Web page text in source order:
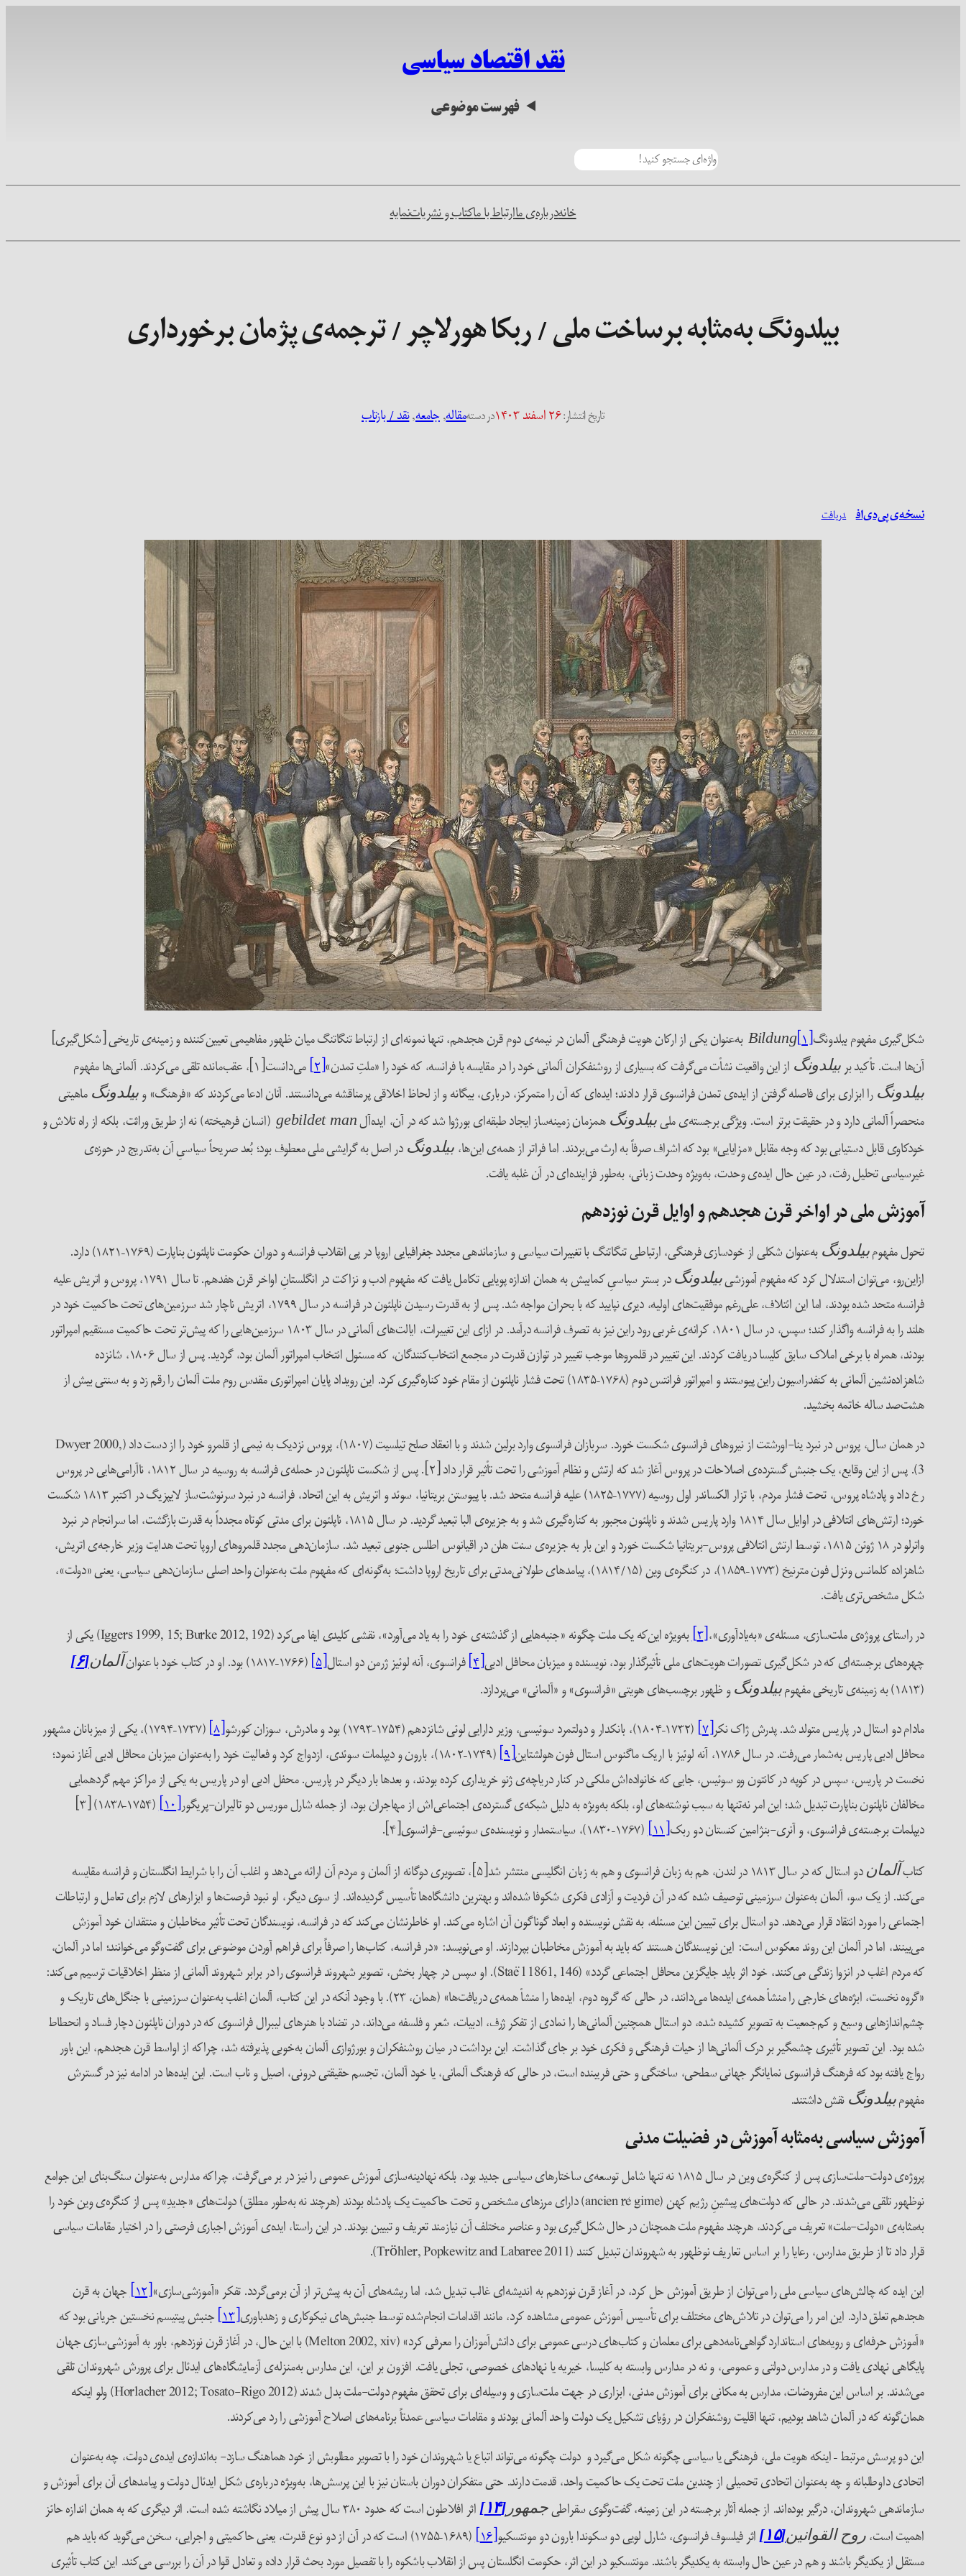
نقد اقتصاد سیاسی
فهرست موضوعی
خانهدرباره‌ی ماارتباط با ماکتاب و نشریاتنمایه
بیلدونگ به‌مثابه برساخت ملی / ربکا هورلاچر / ترجمه‌ی پژمان برخورداری
تاریخ انتشار:۲۶ اسفند ۱۴۰۳ در دستهمقاله, جامعه, نقد / بازتاب
نسخه‌ی پی‌دی‌اف دریافت
شکل‌گیری مفهوم بیلدونگ[۱] Bildung به‌عنوان یکی از ارکان هویت فرهنگی آلمان در نیمه‌ی دوم قرن هجدهم، تنها نمونه‌ای از ارتباط تنگاتنگ میان ظهور مفاهیمی تعیین‌کننده و زمینه‌ی تاریخی [شکل‌گیری]
آن‌ها است. تأکید بر بیلدونگ از این واقعیت نشأت می‌گرفت که بسیاری از روشنفکران آلمانی خود را در مقایسه با فرانسه، که خود را «ملتِ تمدن»[۲] می‌دانست[۱]، عقب‌مانده تلقی می‌کردند. آلمانی‌ها مفهوم
بیلدونگ را ابزاری برای فاصله گرفتن از ایده‌ی تمدن فرانسوی قرار دادند؛ ایده‌ای که آن را متمرکز، درباری، بیگانه و از لحاظ اخلاقی پرمناقشه می‌دانستند. آنان ادعا می‌کردند که «فرهنگ» و بیلدونگ ماهیتی
منحصراً آلمانی دارد و در حقیقت برتر است. ویژگی برجسته‌ی ملیبیلدونگ همزمان زمینه‌ساز ایجاد طبقه‌‌ای بورژوا شد که در آن، ایده‌آلgebildet man (انسان فرهیخته) نه از طریق وراثت، بلکه از راه تلاش و
خودکاوی قابل دستیابی بود که وجه مقابل «مزایایی» بود که اشراف صرفاً به ارث می‌بردند. اما فراتر از همه‌ی این‌ها،بیلدونگ در اصل به گرایشی ملی معطوف بود؛ بُعد صریحاً سیاسیِ آن به‌تدریج در حوزه‌ی
غیرسیاسی تحلیل رفت، در عین حال ایده‌ی وحدت، به‌ویژه وحدت زبانی، به‌طور فزاینده‌ای در آن غلبه یافت.
آموزش ملی در اواخر قرن هجدهم و اوایل قرن نوزدهم
تحول مفهومبیلدونگ
به‌عنوان شکلی از خودسازی فرهنگی، ارتباطی تنگاتنگ با تغییرات سیاسی و سازماندهی مجدد جغرافیایی اروپا در پی انقلاب فرانسه و دوران حکومت ناپلئون بناپارت (۱۷۶۹–۱۸۲۱) دارد.
از‌این‌رو، می‌توان استدلال کرد که مفهوم آموزشیبیلدونگ
در بستر سیاسیِ کمابیش به همان اندازه پویایی تکامل یافت که مفهوم ادب و نزاکت در انگلستانِ اواخر قرن هفدهم. تا سال ۱۷۹۱، پروس و اتریش علیه
فرانسه متحد شده بودند، اما این ائتلاف، علی‌رغم موفقیت‌های اولیه، دیری نپایید که با بحران مواجه شد. پس از به قدرت رسیدن ناپلئون در فرانسه در سال ۱۷۹۹، اتریش ناچار شد سرزمین‌های تحت حاکمیت خود در
هلند را به فرانسه واگذار کند؛ سپس، در سال ۱۸۰۱، کرانه‌ی غربی رود راین نیز به تصرف فرانسه درآمد. در ازای این تغییرات، ایالت‌های آلمانی در سال ۱۸۰۳ سرزمین‌هایی را که پیش‌تر تحت حاکمیت مستقیم امپراتور
بودند، همراه با برخی املاک سابق کلیسا دریافت کردند. این تغییر در قلمروها موجب تغییر در توازن قدرت در مجمع انتخاب‌کنندگان، که مسئول انتخاب امپراتور آلمان بود، گردید. پس از سال ۱۸۰۶، شانزده
شاهزاده‌نشین آلمانی به کنفدراسیون راین پیوستند و امپراتور فرانتس دوم (۱۷۶۸–۱۸۳۵) تحت فشار ناپلئون از مقام خود کناره‌گیری کرد. این رویداد پایان امپراتوری مقدس روم ملت آلمان را رقم زد و به سنتی بیش از
هشت‌صد ساله خاتمه بخشید.
در همان سال، پروس در نبرد ینا-اورشتت از نیروهای فرانسوی شکست خورد. سربازان فرانسوی وارد برلین شدند و با انعقاد صلح تیلسیت (۱۸۰۷)، پروس نزدیک به نیمی از قلمرو خود را از دست داد (Dwyer 2000,
3). پس از این وقایع، یک جنبش گسترده‌ی اصلاحات در پروس آغاز شد که ارتش و نظام آموزشی را تحت تأثیر قرار داد [۲]. پس از شکست ناپلئون در حمله‌ی فرانسه به روسیه در سال ۱۸۱۲، ناآرامی‌هایی در پروس
رخ داد و پادشاه پروس، تحت فشار مردم، با تزار الکساندر اول روسیه (۱۷۷۷–۱۸۲۵) علیه فرانسه متحد شد. با پیوستن بریتانیا، سوئد و اتریش به این اتحاد، فرانسه در نبرد سرنوشت‌ساز لایپزیگ در اکتبر ۱۸۱۳ شکست
خورد؛ ارتش‌های ائتلافی در اوایل سال ۱۸۱۴ وارد پاریس شدند و ناپلئون مجبور به کناره‌گیری شد و به جزیره‌ی البا تبعید گردید. در سال ۱۸۱۵، ناپلئون برای مدتی کوتاه مجدداً به قدرت بازگشت، اما سرانجام در نبرد
واترلو در ۱۸ ژوئن ۱۸۱۵، توسط ارتش ائتلافی پروس-بریتانیا شکست خورد و این بار به جزیره‌ی سنت هلن در اقیانوس اطلس جنوبی تبعید شد. سازمان‌دهی مجدد قلمروهای اروپا تحت هدایت وزیر خارجه‌ی اتریش،
شاهزاده کلمانس ونزل فون مترنیخ (۱۷۷۳–۱۸۵۹)، در کنگره‌ی وین (۱۸۱۴/۱۵)، پیامدهای طولانی‌مدتی برای تاریخ اروپا داشت؛ به‌گونه‌ای که مفهوم ملت به‌عنوان واحد اصلی سازمان‌دهی سیاسی، یعنی «دولت»،
شکل مشخص‌تری یافت.
در راستای پروژه‌ی ملت‌سازی، مسئله‌ی «به‌یادآوری»،[۳]
به‌ویژه این‌که یک ملت چگونه «جنبه‌هایی از گذشته‌ی خود را به یاد می‌آورد»، نقشی کلیدی ایفا می‌کرد (Iggers 1999, 15; Burke 2012, 192) یکی از
چهره‌های برجسته‌ای که در شکل‌گیری تصورات هویت‌های ملی تأثیرگذار بود، نویسنده و میزبان محافل ادبی[۴] فرانسوی، آنه لوئیز ژرمن دو استال[۵] (۱۷۶۶–۱۸۱۷) بود. او در کتاب خود با عنوان آلمان[۶]
(۱۸۱۳) به زمینه‌ی تاریخی مفهوم بیلدونگ و ظهور برچسب‌های هویتی «فرانسوی» و «آلمانی» می‌پردازد.
مادام دو استال در پاریس متولد شد. پدرش ژاک نکر[۷] (۱۷۳۲–۱۸۰۴)، بانکدار و دولتمرد سوئیسی، وزیر دارایی لوئی شانزدهم (۱۷۵۴–۱۷۹۳) بود و مادرش، سوزان کورشو [۸]
(۱۷۳۷–۱۷۹۴)، یکی از میزبانان مشهور
محافل ادبی پاریس به‌شمار می‌رفت. در سال ۱۷۸۶، آنه لوئیز با اریک ماگنوس استال فون هولشتاین
[۹]
(۱۷۴۹–۱۸۰۲)، بارون و دیپلمات سوئدی، ازدواج کرد و فعالیت خود را به‌عنوان میزبان محافل ادبی آغاز نمود؛
نخست در پاریس، سپس در کوپه در کانتون وو سوئیس، جایی که خانواده‌اش ملکی در کنار دریاچه‌ی ژنو خریداری کرده بودند، و بعدها بار دیگر در پاریس. محفل ادبی او در پاریس به یکی از مراکز مهم گردهمایی
مخالفان ناپلئون بناپارت تبدیل شد؛ این امر نه‌تنها به سبب نوشته‌های او، بلکه به‌ویژه به دلیل شبکه‌ی گسترده‌ی اجتماعی‌اش از مهاجران بود، از جمله شارل موریس دو تالیران-پریگور[۱۰]
(۱۷۵۴–۱۸۳۸) [۳]
دیپلمات برجسته‌ی فرانسوی، و آنری-بنژامین کنستان دو ربک[۱۱]
(۱۷۶۷–۱۸۳۰)، سیاستمدار و نویسنده‌ی سوئیسی-فرانسوی[۴].
کتابآلمان
دو استال که در سال ۱۸۱۳ در لندن، هم به زبان فرانسوی و هم به زبان انگلیسی منتشر شد[۵]، تصویری دوگانه از آلمان و مردم آن ارائه می‌دهد و اغلب آن را با شرایط انگلستان و فرانسه مقایسه
می‌کند. از یک سو، آلمان به‌عنوان سرزمینی توصیف شده که در آن فردیت و آزادی فکری شکوفا شده‌اند و بهترین دانشگاه‌ها تأسیس گردیده‌اند. از سوی دیگر، او نبود فرصت‌ها و ابزارهای لازم برای تعامل و ارتباطات
اجتماعی را مورد انتقاد قرار می‌دهد. دو استال برای تبیین این مسئله، به نقش نویسنده و ابعاد گوناگون آن اشاره می‌کند. او خاطرنشان می‌کند که در فرانسه، نویسندگان تحت تأثیر مخاطبان و منتقدان خود آموزش
می‌بینند، اما در آلمان این روند معکوس است: این نویسندگان هستند که باید به آموزش مخاطبان بپردازند. او می‌نویسد: «در فرانسه، کتاب‌ها را صرفاً برای فراهم آوردن موضوعی برای گفت‌وگو می‌خوانند؛ اما در آلمان،
که مردم اغلب در انزوا زندگی می‌کنند، خود اثر باید جایگزین محافل اجتماعی گردد» (Staël 1861, 146). او سپس در چهار بخش، تصویر شهروند فرانسوی را در برابر شهروند آلمانی از منظر اخلاقیات ترسیم می‌کند:
«گروه نخست، ابژه‌های خارجی را منشأ همه‌ی ایده‌ها می‌دانند، در حالی که گروه دوم، ایده‌ها را منشأ همه‌ی دریافت‌ها» (همان، ۲۳). با وجود آنکه در این کتاب، آلمان اغلب به‌عنوان سرزمینی با جنگل‌های تاریک و
چشم‌اندازهایی وسیع و کم‌جمعیت به تصویر کشیده شده، دو استال همچنین آلمانی‌ها را نمادی از تفکر ژرف، ادبیات، شعر و فلسفه می‌داند، در تضاد با هنرهای لیبرال فرانسوی که در دوران ناپلئون دچار فساد و انحطاط
شده بود. این تصویر تأثیری چشمگیر بر درک آلمانی‌ها از حیات فرهنگی و فکری خود بر جای گذاشت. این برداشت در میان روشنفکران و بورژوازی آلمان به‌خوبی پذیرفته شد، چراکه از اواسط قرن هجدهم، این باور
رواج یافته بود که فرهنگ فرانسوی نمایانگر جهانی سطحی، ساختگی و حتی فریبنده است، در حالی که فرهنگ آلمانی، یا خود آلمان، تجسم حقیقتی درونی، اصیل و ناب است. این ایده‌ها در ادامه نیز در گسترش
مفهومبیلدونگ نقش داشتند.
آموزش سیاسی به‌مثابه آموزش در فضیلت مدنی
پروژه‌ی دولت-ملت‌سازی پس از کنگره‌ی وین در سال ۱۸۱۵ نه تنها شامل توسعه‌ی ساختارهای سیاسی جدید بود، بلکه نهادینه‌سازی آموزش عمومی را نیز در بر می‌گرفت، چراکه مدارس به‌عنوان سنگ‌بنای این جوامع
نوظهور تلقی می‌شدند. در حالی که دولت‌های پیشینِ رژیم کهن (ancien régime) دارای مرزهای مشخص و تحت حاکمیت یک پادشاه بودند (هرچند نه به‌طور مطلق) دولت‌های «جدیدِ» پس از کنگره‌ی وین خود را
به‌مثابه‌ی «دولت-ملت» تعریف می‌کردند، هرچند مفهوم ملت همچنان در حال شکل‌گیری بود و عناصر مختلف آن نیازمند تعریف و تبیین بودند. در این راستا، ایده‌ی آموزش اجباری فرصتی را در اختیار مقامات سیاسی
قرار داد تا از طریق مدارس، رعایا را بر اساس تعاریف نوظهور به شهروندان تبدیل کنند (Tröhler, Popkewitz and Labaree 2011).
این ایده که چالش‌های سیاسی ملی را می‌توان از طریق آموزش حل کرد، در آغاز قرن نوزدهم به اندیشه‌ای غالب تبدیل شد، اما ریشه‌های آن به پیش‌تر از آن برمی‌گردد. تفکر «آموزشی‌سازی»[۱۲]
جهان به قرن
هجدهم تعلق دارد. این امر را می‌توان در تلاش‌های مختلف برای تأسیس آموزش عمومی مشاهده کرد، مانند اقدامات انجام‌شده توسط جنبش‌های نیکوکاری و زهدباوری[۱۳]
جنبش پیتیسم نخستین جریانی بود که
«آموزش حرفه‌ای و رویه‌های استاندارد گواهی‌نامه‌دهی برای معلمان و کتاب‌های درسی عمومی برای دانش‌آموزان را معرفی کرد» (Melton 2002, xiv) با این حال، در آغاز قرن نوزدهم، باور به آموزشی‌سازی جهان
پایگاهی نهادی یافت و در مدارس دولتی و عمومی، و نه در مدارس وابسته به کلیسا، خیریه یا نهادهای خصوصی، تجلی یافت. افزون بر این، این مدارس به‌منزله‌ی آزمایشگاه‌های ایدئال برای پرورش شهروندان تلقی
می‌شدند. بر اساس این مفروضات، مدارس به مکانی برای آموزش مدنی، ابزاری در جهت ملت‌سازی و وسیله‌ای برای تحقق مفهوم دولت-ملت بدل شدند (Horlacher 2012; Tosato-Rigo 2012) ولو اینکه
همان‌گونه که در آلمان شاهد بودیم، تنها اقلیت روشنفکران در رؤیای تشکیل یک دولت واحد آلمانی بودند و مقامات سیاسی عمدتاً برنامه‌های اصلاح آموزشی را رد می‌کردند.
این دو پرسش مرتبط – اینکه هویت ملی، فرهنگی یا سیاسی چگونه شکل می‌گیرد و دولت چگونه می‌تواند اتباع یا شهروندان خود را با تصویر مطلوبش از خود هماهنگ سازد- به‌اندازه‌ی ایده‌ی دولت، چه به‌عنوان
اتحادی داوطلبانه و چه به‌عنوان اتحادی تحمیلی از چندین ملت تحت یک حاکمیت واحد، قدمت دارند. حتی متفکران دوران باستان نیز با این پرسش‌ها، به‌ویژه درباره‌ی شکل ایدئال دولت و پیامدهای آن برای آموزش و
سازماندهی شهروندان، درگیر بوده‌اند. از جمله آثار برجسته در این زمینه، گفت‌وگوی سقراطیجمهور[۱۴]
اثر افلاطون است که حدود ۳۸۰ سال پیش از میلاد نگاشته شده است. اثر دیگری که به همان اندازه حائز
اهمیت است،روح القوانین[۱۵] اثر فیلسوف فرانسوی، شارل لویی دو سکوندا بارون دو مونتسکیو[۱۶]
(۱۶۸۹–۱۷۵۵) است که در آن از دو نوع قدرت، یعنی حاکمیتی و اجرایی، سخن می‌گوید که باید هم
مستقل از یکدیگر باشند و هم در عین حال وابسته به یکدیگر باشند. مونتسکیو در این اثر، حکومت انگلستان پس از انقلاب باشکوه را با تفصیل مورد بحث قرار داده و تعادل قوا در آن را بررسی می‌کند. این کتاب تأثیری